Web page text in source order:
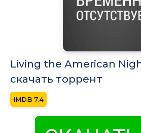
Living the American
скачать торрент
7.4